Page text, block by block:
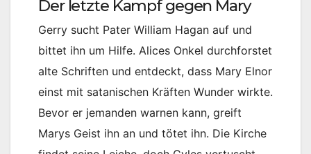
Der letzte Kampf gegen Mary
Gerry sucht Pater William Hagan auf und
bittet ihn um Hilfe. Alices Onkel durchforstet
alte Schriften und entdeckt, dass Mary Elnor
einst mit satanischen Kräften Wunder wirkte.
Bevor er jemanden warnen kann, greift
Marys Geist ihn an und tötet ihn. Die Kirche